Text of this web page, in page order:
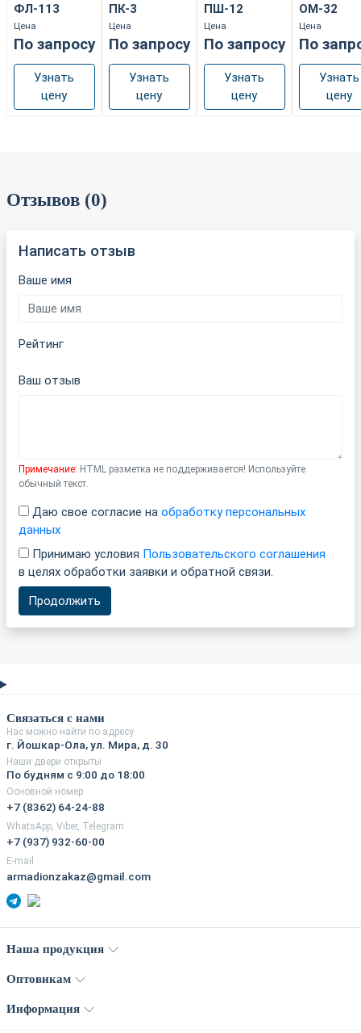
ФЛ-113
Цена
По запросу
Узнать
цену
ПК-3
Цена
По запросу
Узнать
цену
ПШ-12
Цена
По запросу
Узнать
цену
ОМ-32
Цена
По
Узнать
цену
Отзывов (0)
Написать отзыв
Ваше имя
Рейтинг
Ваш отзыв
Примечание: HTML разметка не поддерживается! Используйте
обычный текст.
Даю свое согласие на обработку персональных
данных
Принимаю условия Пользовательского соглашения
в целях обработки заявки и обратной связи.
Продолжить
Связаться с нами
Нас можно найти по адресу
г. Йошкар-Ола, ул. Мира, д. 30
Наши двери открыты
По будням с 9:00 до 18:00
Основной номер
+7 (8362) 64-24-88
WhatsApp, Viber, Telegram
+7 (937) 932-60-00
E-mail
armadionzakaz@gmail.com
Наша продукция
Оптовикам
Информация